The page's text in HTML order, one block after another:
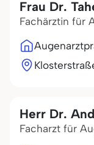
Frau Dr.
Fachärztin für
Herr Dr.
Facharzt für